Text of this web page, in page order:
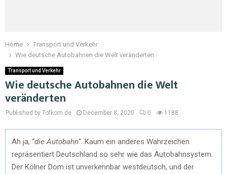
Home
Transport und Verkehr
Wie deutsche Autobahnen die Welt veränderten
Transport und Verkehr
Wie deutsche Autobahnen die Welt
veränderten
Published by Tofkom.de December 8, 2020 0 1188
Ah ja, “die Autobahn“. Kaum ein anderes Wahrzeichen
repräsentiert Deutschland so sehr wie das Autobahnsystem.
Der Kölner Dom ist unverkennbar westdeutsch, und der